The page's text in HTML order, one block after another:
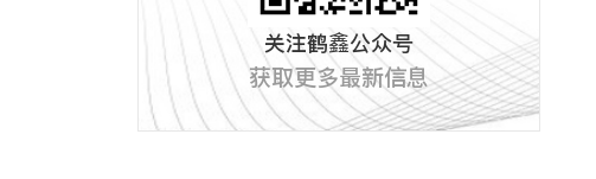
关注鹤鑫公众号
获取更多最新信息